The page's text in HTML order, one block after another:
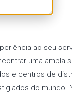
ao seu
uma ampla
e centros de
do mundo.